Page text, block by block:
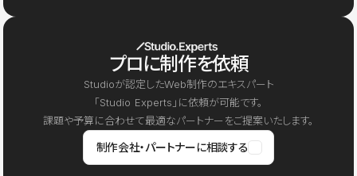
プロに制作を依頼
Studioが認定したWeb制作のエキスパート
「Studio Experts」に依頼が可能です。
課題や予算に合わせて最適なパートナーをご提案いたします。
制作会社・パートナーに相談する